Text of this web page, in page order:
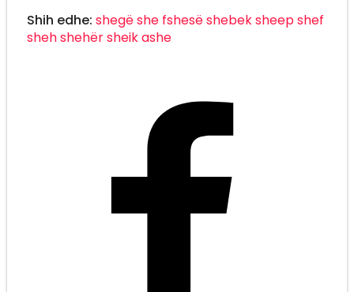
Shih edhe: shegëshe fshesëshebeksheepshef
shehshehërsheikashe